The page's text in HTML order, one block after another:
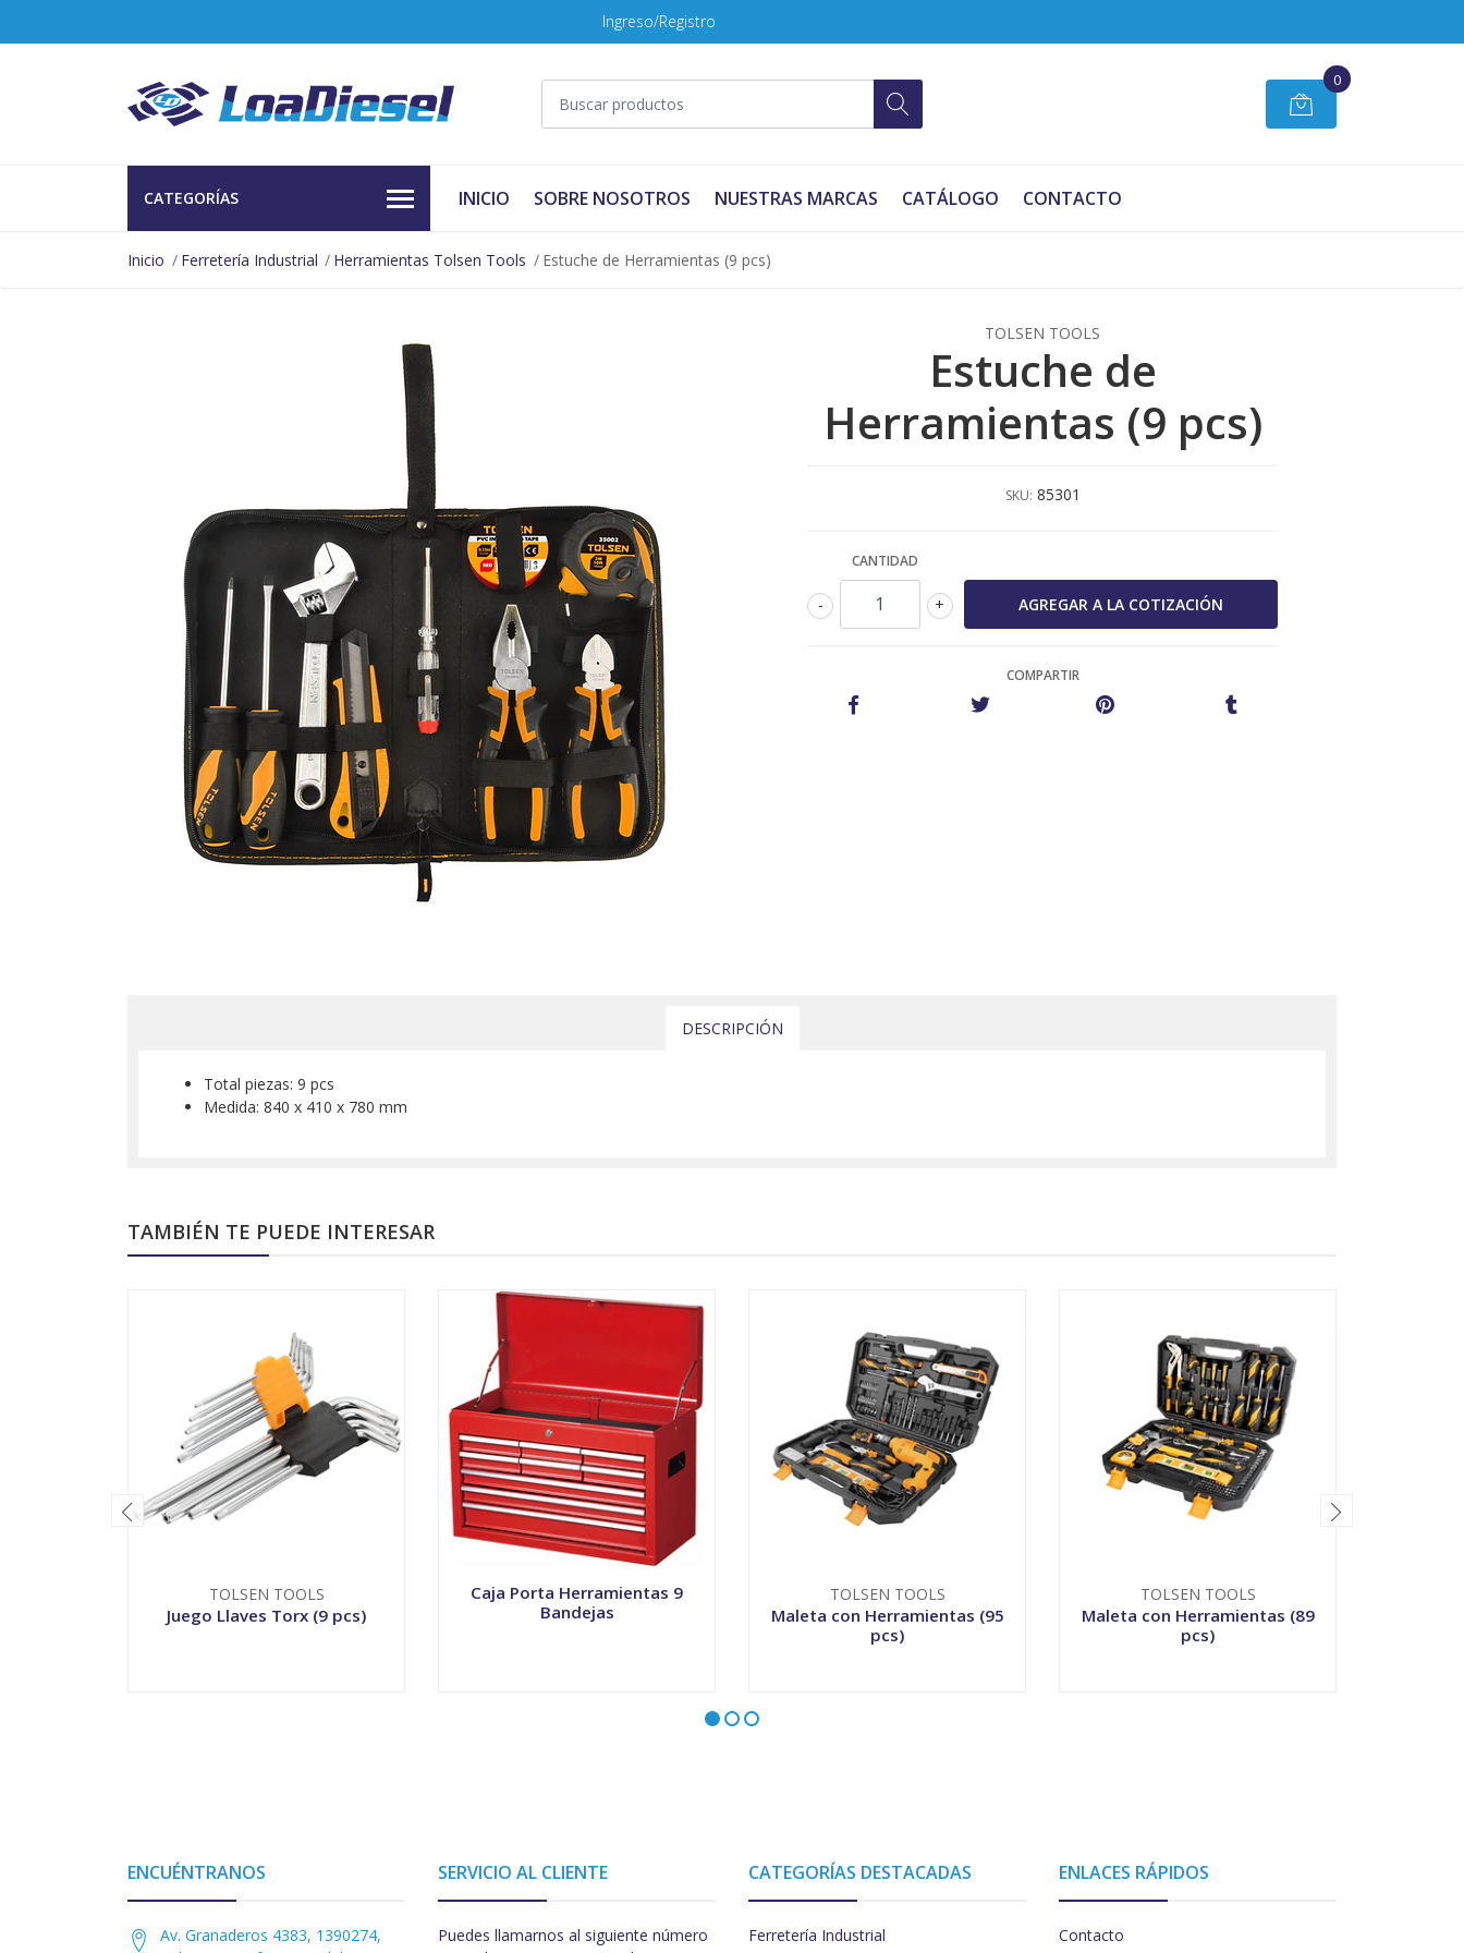
Ingreso/Registro
0
CATEGORÍAS INICIO SOBRE NOSOTROS NUESTRAS MARCAS CATÁLOGO CONTACTO
Inicio Ferretería Industrial Herramientas Tolsen Tools Estuche de Herramientas (9 pcs)
TOLSEN TOOLS
Estuche de
Herramientas (9 pcs)
SKU: 85301
CANTIDAD
+
-
COMPARTIR
DESCRIPCIÓN
Total piezas: 9 pcs
Medida: 840 x 410 x 780 mm
TAMBIÉN TE PUEDE INTERESAR
TOLSEN TOOLS
Juego Llaves Torx (9 pcs)
Caja Porta Herramientas 9
Bandejas
TOLSEN TOOLS
Maleta con Herramientas (95
pcs)
TOLSEN TOOLS
Maleta con Herramientas (89
pcs)
ENCUÉNTRANOS
Av. Granaderos 4383, 1390274,
SERVICIO AL CLIENTE
Puedes llamarnos al siguiente número
CATEGORÍAS DESTACADAS
Ferretería Industrial
ENLACES RÁPIDOS
Contacto